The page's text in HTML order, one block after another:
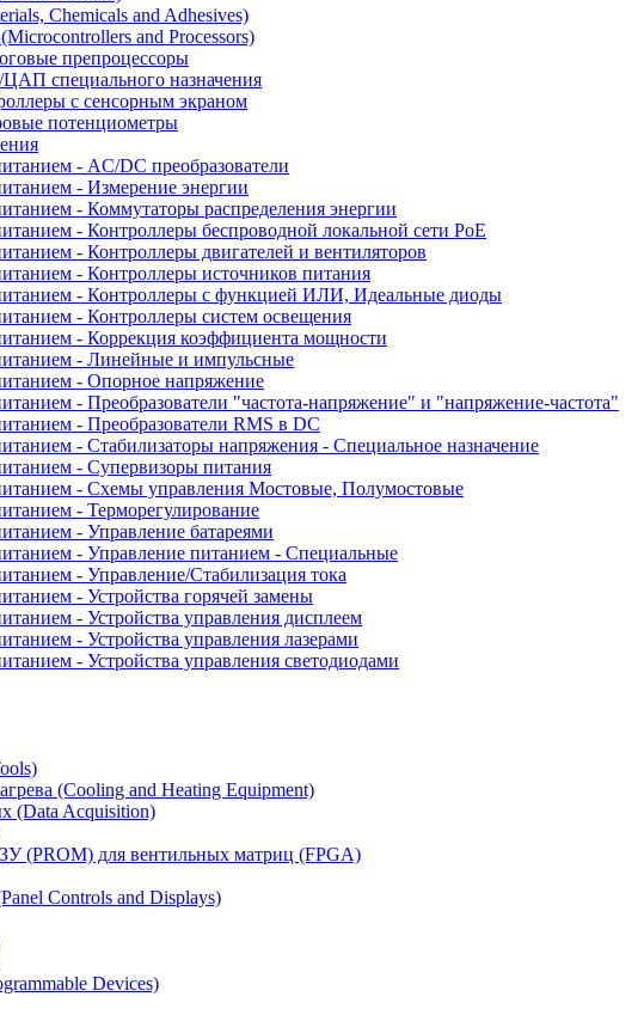
Chemicals and Adhesives)
and Processors)
препроцессоры
специального назначения
с сенсорным экраном
потенциометры
- AC/DC преобразователи
- Измерение энергии
- Коммутаторы распределения энергии
- Контроллеры беспроводной локальной сети PoE
- Контроллеры двигателей и вентиляторов
- Контроллеры источников питания
- Контроллеры с функцией ИЛИ, Идеальные диоды
- Контроллеры систем освещения
- Коррекция коэффициента мощности
- Линейные и импульсные
- Опорное напряжение
- Преобразователи "частота-напряжение" и "напряжение-частота"
- Преобразователи RMS в DC
- Стабилизаторы напряжения - Специальное назначение
- Супервизоры питания
- Схемы управления Мостовые, Полумостовые
- Терморегулирование
- Управление батареями
- Управление питанием - Специальные
- Управление/Стабилизация тока
- Устройства горячей замены
- Устройства управления дисплеем
- Устройства управления лазерами
- Устройства управления светодиодами
(Cooling and Heating Equipment)
(Data Acquisition)
(PROM) для вентильных матриц (FPGA)
Controls and Displays)
Devices)